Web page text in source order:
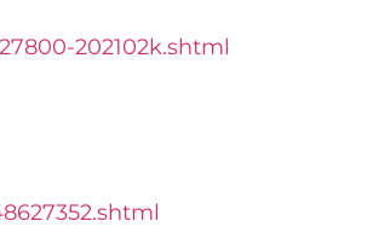
202102k.shtml